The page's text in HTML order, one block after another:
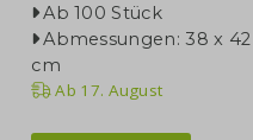
Ab 100 Stück
Abmessungen: 38 x 42
cm
Ab 17. August